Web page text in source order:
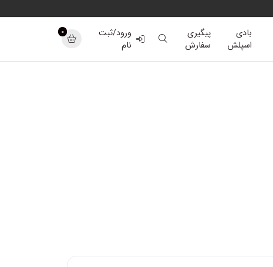
بادی
اسپلش
پیگیری
سفارش
ورود/ثبت
نام
0